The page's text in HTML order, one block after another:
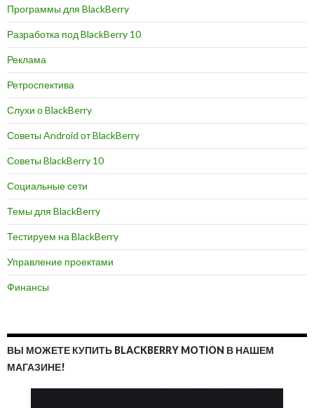
Программы для BlackBerry
Разработка под BlackBerry 10
Реклама
Ретроспектива
Слухи о BlackBerry
Советы Android от BlackBerry
Советы BlackBerry 10
Социальные сети
Темы для BlackBerry
Тестируем на BlackBerry
Управление проектами
Финансы
ВЫ МОЖЕТЕ КУПИТЬ BLACKBERRY MOTION В НАШЕМ
МАГАЗИНЕ!